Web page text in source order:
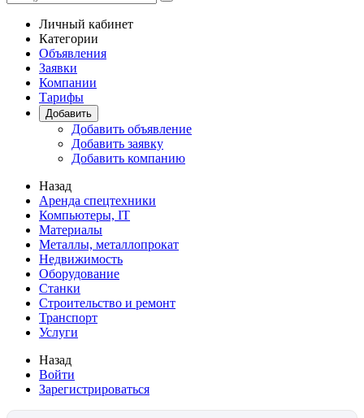
Личный кабинет
Категории
Объявления
Заявки
Компании
Тарифы
Добавить
Добавить объявление
Добавить заявку
Добавить компанию
Назад
Аренда спецтехники
Компьютеры, IT
Материалы
Металлы, металлопрокат
Недвижимость
Оборудование
Станки
Строительство и ремонт
Транспорт
Услуги
Назад
Войти
Зарегистрироваться